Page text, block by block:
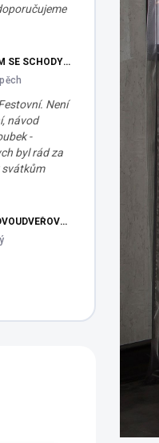
ZVÝŠENÁ POSTEL 90X200 CM SE SCHODY SET MOCHA STUDIO
Není
návod
-
byl rád za
svátkům
STUDENTSKÁ ŠATNÍ SKŘÍŇ DVOUDVEŘOVÁ TRIO